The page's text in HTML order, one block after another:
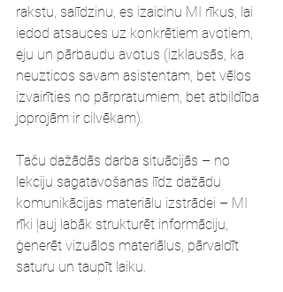
rakstu, salīdzinu, es izaicinu MI rīkus, lai
iedod atsauces uz konkrētiem avotiem,
eju un pārbaudu avotus (izklausās, ka
neuzticos savam asistentam, bet vēlos
izvairīties no pārpratumiem, bet atbildība
joprojām ir cilvēkam).
Taču dažādās darba situācijās – no
lekciju sagatavošanas līdz dažādu
komunikācijas materiālu izstrādei – MI
rīki ļauj labāk strukturēt informāciju,
ģenerēt vizuālos materiālus, pārvaldīt
saturu un taupīt laiku.